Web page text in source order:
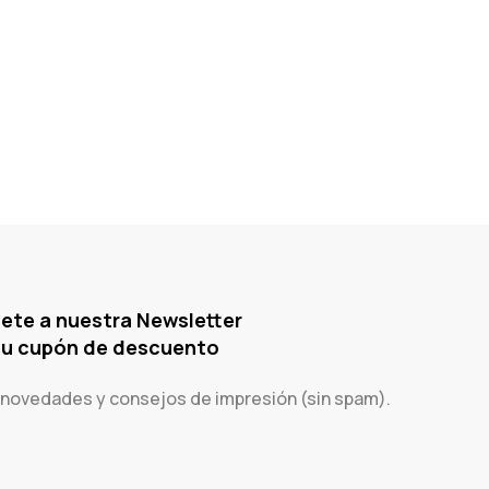
a nuestra Newsletter
cupón de descuento
y consejos de impresión (sin spam).